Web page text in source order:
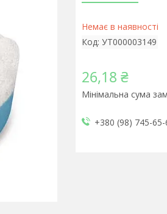
Немає в наявності
Код: УТ000003149
26,18 ₴
Мінімальна сума
+380 (98) 745-65-